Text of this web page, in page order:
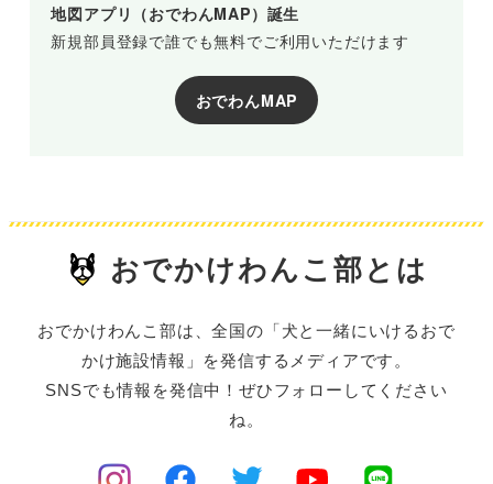
地図アプリ（おでわんMAP）誕生
新規部員登録で誰でも無料でご利用いただけます
おでわんMAP
おでかけわんこ部とは
おでかけわんこ部は、全国の「犬と一緒にいけるおで
かけ施設情報」を発信するメディアです。
SNSでも情報を発信中！ぜひフォローしてください
ね。